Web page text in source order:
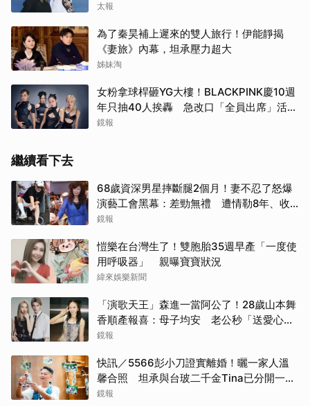
太報
為了秦昊補上遲來的雙人旅行！伊能靜揭
《妻旅》內幕，坦承壓力超大
姊妹淘
女粉拿球桿砸YG大樓！BLACKPINK慶10週
年只抽40人挨轟 急改口「全員出席」活動
場地曝光了
鏡報
繼續看下去
68歲資深男星摔斷腿2個月！妻不忍了怒爆
演藝工會黑幕：差勁無禮 遭情勒8年、收
二手探病禮
鏡報
愷樂在台灣生了！雙胞胎35週早產「一度使
用呼吸器」 親曝寶寶狀況
緯來娛樂新聞
「演歌天王」森進一當阿公了！28歲山本舞
香順產報喜：母子均安 老公秒「送愛心」
閃炸
鏡報
快訊／5566彭小刀證實離婚！曬一家人溫
馨合照 坦承與台玻二千金Tina已分開一段
時間
鏡報